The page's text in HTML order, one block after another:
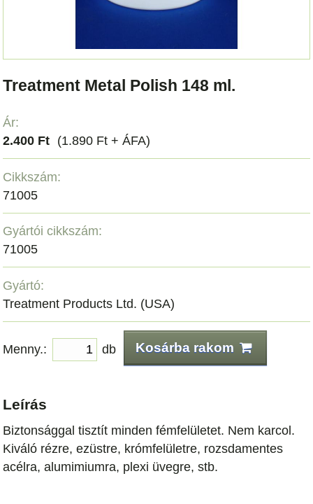
Treatment Metal Polish 148 ml.
Ár:
2.400 Ft (1.890 Ft + ÁFA)
Cikkszám:
71005
Gyártói cikkszám:
71005
Gyártó:
Treatment Products Ltd. (USA)
Menny.: db Kosárba rakom
Leírás
Biztonsággal tisztít minden fémfelületet. Nem karcol.
Kiváló rézre, ezüstre, krómfelületre, rozsdamentes
acélra, alumimiumra, plexi üvegre, stb.